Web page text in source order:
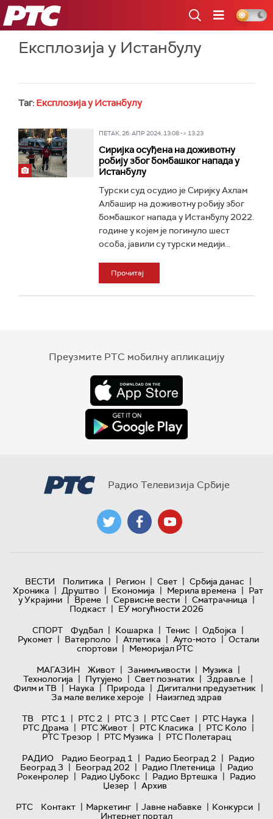
РТС
Експлозија у Истанбулу
Таг: Експлозија у Истанбулу
ПЕТАК, 26. АПР 2024, 13:08 -> 13:23
Сиријка осуђена на доживотну
робију због бомбашког напада у
Истанбулу
Турски суд осудио је Сиријку Ахлам
Албашир на доживотну робију због
бомбашког напада у Истанбулу 2022.
године у којем је погинуло шест
особа, јавили су турски медији...
Прочитај
Преузмите РТС мобилну апликацију
Радио Телевизија Србије
ВЕСТИ Политика | Регион | Свет | Србија данас |
Хроника | Друштво | Економија | Мерила времена | Рат
у Украјини | Време | Сервисне вести | Сматрачница |
Подкаст | ЕУ могућности 2026
СПОРТ
Фудбал | Кошарка | Тенис | Одбојка |
Рукомет | Ватерполо | Атлетика | Ауто-мото | Остали
спортови | Меморијал РТС
МАГАЗИН
Живот | Занимљивости | Музика |
Технологијa | Путујемо | Свет познатих | Здравље |
Филм и ТВ | Наука | Природа | Дигитални предузетник |
За мале велике хероје | Наизглед здрав
ТВ
РТС 1 | РТС 2 | РТС 3 | РТС Свет | РТС Наука |
РТС Драма | РТС Живот | РТС Класика | РТС Коло |
РТС Трезор | РТС Музика | РТС Полетарац
РАДИО
Радио Београд 1 | Радио Београд 2 | Радио
Београд 3 | Београд 202 | Радио Плетеница | Радио
Рокенролер | Радио Џубокс | Радио Вртешка | Радио
Џезер | Архив
РТС
Контакт | Маркетинг | Јавне набавке | Конкурси |
Интернет портал